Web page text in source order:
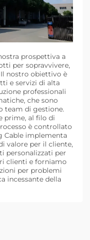
prospettiva a
per sopravvivere,
nostro obiettivo è
e servizi di alta
professionali
che sono
team di gestione.
prime, al filo di
è controllato
Cable implementa
valore per il cliente,
personalizzati per
clienti e forniamo
per problemi
incessante della